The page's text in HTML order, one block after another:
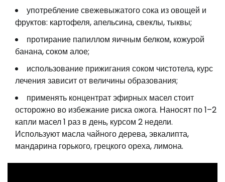
употребление свежевыжатого сока из овощей и
фруктов: картофеля, апельсина, свеклы, тыквы;
протирание папиллом яичным белком, кожурой
банана, соком алое;
использование прижигания соком чистотела, курс
лечения зависит от величины образования;
применять концентрат эфирных масел стоит
осторожно во избежание риска ожога. Наносят по 1–2
капли масел 1 раз в день, курсом 2 недели.
Используют масла чайного дерева, эвкалипта,
мандарина горького, грецкого ореха, лимона.